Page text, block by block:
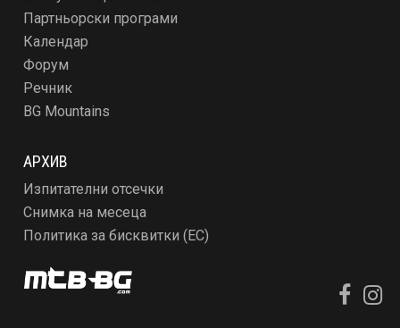
Партньорски програми
Календар
Форум
Речник
BG Mountains
АРХИВ
Изпитателни отсечки
Снимка на месеца
Политика за бисквитки (ЕС)